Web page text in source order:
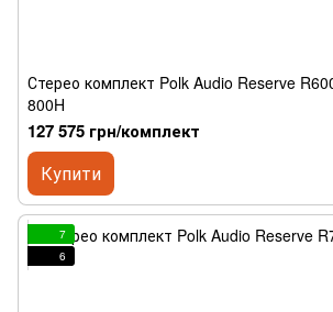
Стерео комплект Polk Audio Reserve
800H
127 575 грн/комплект
Купити
7
6